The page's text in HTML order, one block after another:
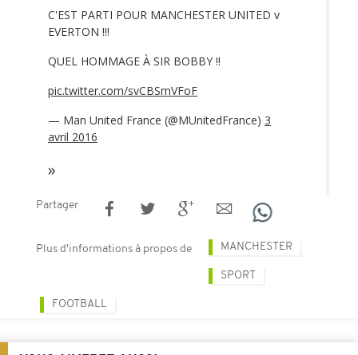
C'EST PARTI POUR MANCHESTER UNITED v
EVERTON !!!
QUEL HOMMAGE À SIR BOBBY !!
pic.twitter.com/svCBSmVFoF
— Man United France (@MUnitedFrance) 3
avril 2016
Partager
Plus d'informations à propos de MANCHESTER
SPORT
FOOTBALL